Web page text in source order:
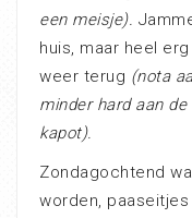
een meisje).
huis, maar heel
weer terug (nota
minder hard aan
kapot).
Zondagochtend
worden,